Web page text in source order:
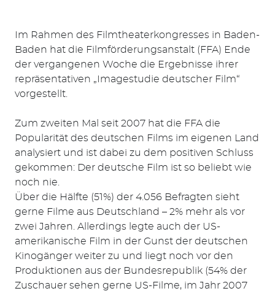
Im Rahmen des Filmtheaterkongresses in Baden-
Baden hat die Filmförderungsanstalt (FFA) Ende
der vergangenen Woche die Ergebnisse ihrer
repräsentativen „Imagestudie deutscher Film“
vorgestellt.
Zum zweiten Mal seit 2007 hat die FFA die
Popularität des deutschen Films im eigenen Land
analysiert und ist dabei zu dem positiven Schluss
gekommen: Der deutsche Film ist so beliebt wie
noch nie.
Über die Hälfte (51%) der 4.056 Befragten sieht
gerne Filme aus Deutschland – 2% mehr als vor
zwei Jahren. Allerdings legte auch der US-
amerikanische Film in der Gunst der deutschen
Kinogänger weiter zu und liegt noch vor den
Produktionen aus der Bundesrepublik (54% der
Zuschauer sehen gerne US-Filme, im Jahr 2007